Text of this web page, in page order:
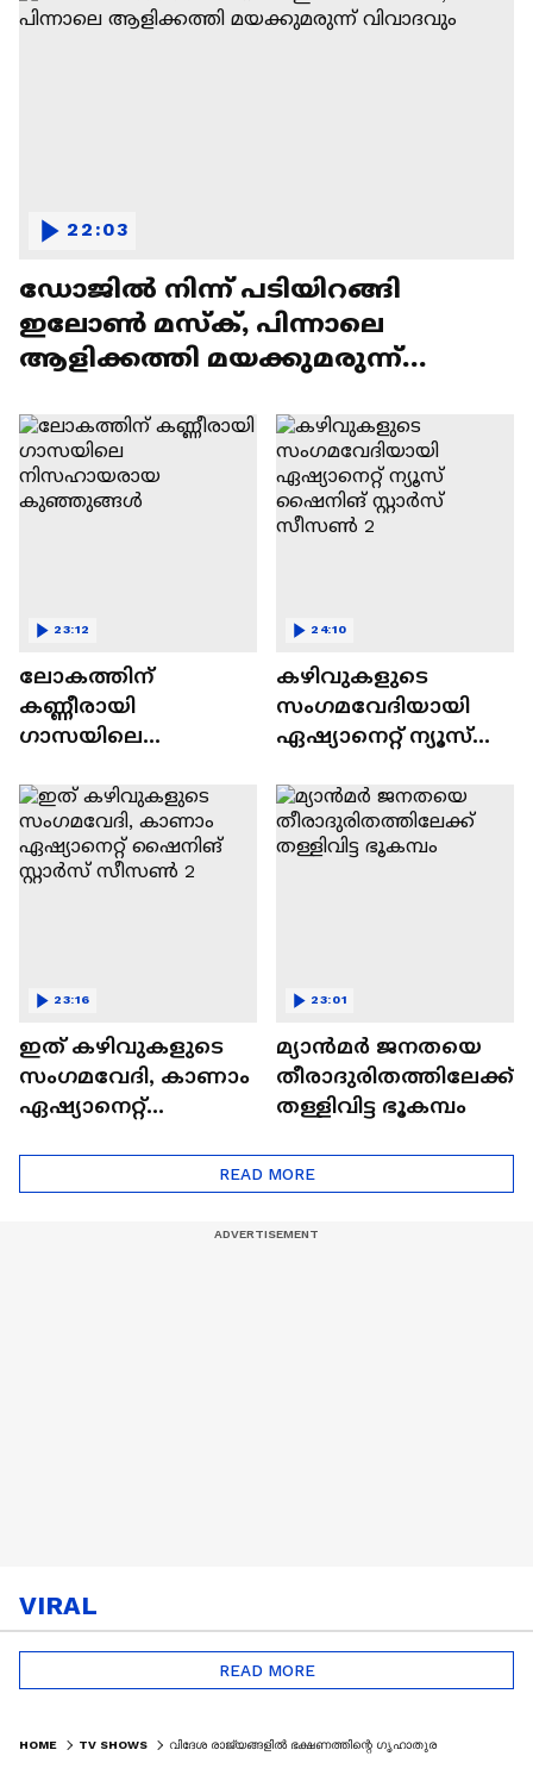
ഡോജിൽ നിന്ന് പടിയിറങ്ങി
ഇലോൺ മസ്ക്, പിന്നാലെ
ആളിക്കത്തി മയക്കുമരുന്ന്
22:03
ലോകത്തിന്
കണ്ണീരായി
ഗാസയിലെ
കുഞ്ഞുങ്ങൾ
23:12
കഴിവുകളുടെ
സംഗമവേദിയായി
ഏഷ്യാനെറ്റ് ന്യൂസ്
സീസൺ 2
24:10
ഇത് കഴിവുകളുടെ
സംഗമവേദി, കാണാം
ഏഷ്യാനെറ്റ്
23:16
മ്യാൻമർ ജനതയെ
തീരാദുരിതത്തിലേക്ക്
തള്ളിവിട്ട ഭൂകമ്പം
23:01
READ MORE
VIRAL
READ MORE
HOME TV SHOWS വിദേശ രാജ്യങ്ങളിൽ ഭക്ഷണത്തിന്റെ ഗൃഹാതുരത്വമുണർത്തി വിജയം കൊയ്‌ത് 'ഫ്ളേവർ നെസ്റ്റ്'